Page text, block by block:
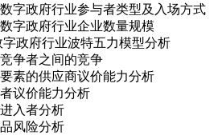
字政府行业参与者类型及入场方式
字政府行业企业数量规模
政府行业波特五力模型分析
争者之间的竞争
素的供应商议价能力分析
议价能力分析
入者分析
风险分析